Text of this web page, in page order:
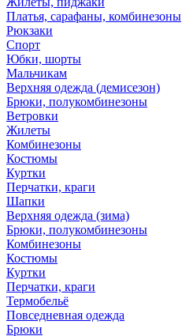
Платья, сарафаны, комбинезоны
Рюкзаки
Спорт
Юбки, шорты
Мальчикам
Верхняя одежда (демисезон)
Брюки, полукомбинезоны
Ветровки
Жилеты
Комбинезоны
Костюмы
Куртки
Перчатки, краги
Шапки
Верхняя одежда (зима)
Брюки, полукомбинезоны
Комбинезоны
Костюмы
Куртки
Перчатки, краги
Термобельё
Повседневная одежда
Брюки